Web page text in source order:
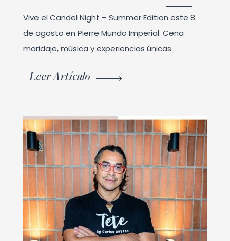
Vive el Candel Night – Summer Edition este 8
de agosto en Pierre Mundo Imperial. Cena
maridaje, música y experiencias únicas.
Leer Artículo